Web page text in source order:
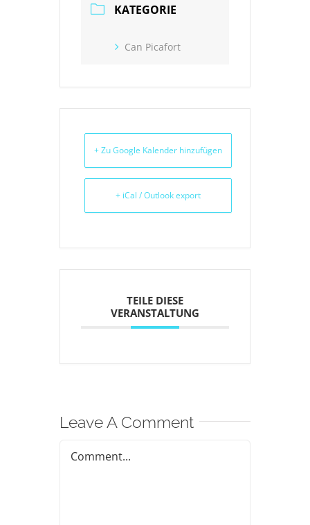
KATEGORIE
Can Picafort
+ Zu Google Kalender hinzufügen
+ iCal / Outlook export
TEILE DIESE
VERANSTALTUNG
Leave A Comment
Comment